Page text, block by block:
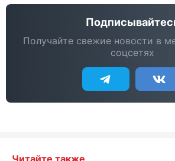
Получайте свежие новости в
соцсетях
Читайте также